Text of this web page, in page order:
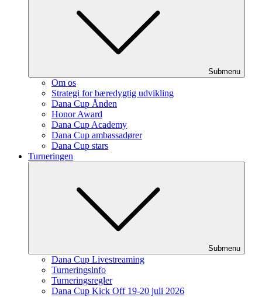
Submenu
Om os
Strategi for bæredygtig udvikling
Dana Cup Ånden
Honor Award
Dana Cup Academy
Dana Cup ambassadører
Dana Cup stars
Turneringen
Submenu
Dana Cup Livestreaming
Turneringsinfo
Turneringsregler
Dana Cup Kick Off 19-20 juli 2026